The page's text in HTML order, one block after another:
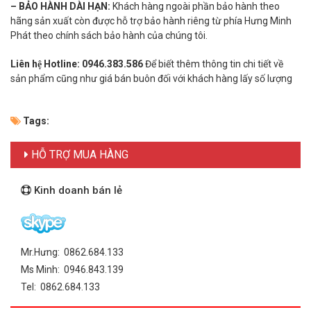
– BẢO HÀNH DÀI HẠN: Khách hàng ngoài phần bảo hành theo
hãng sản xuất còn được hỗ trợ bảo hành riêng từ phía Hưng Minh
Phát theo chính sách bảo hành của chúng tôi.
Liên hệ Hotline: 0946.383.586Để biết thêm thông tin chi tiết về
sản phẩm cũng như giá bán buôn đối với khách hàng lấy số lượng
Tags:
HỖ TRỢ MUA HÀNG
Kinh doanh bán lẻ
Mr.Hưng: 0862.684.133
Ms Minh: 0946.843.139
Tel: 0862.684.133